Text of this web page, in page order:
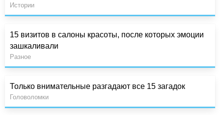
Истории
15 визитов в салоны красоты, после которых эмоции
зашкаливали
Разное
Только внимательные разгадают все 15 загадок
Головоломки